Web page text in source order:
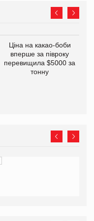
Ціна на какао-боби
вперше за півроку
перевищила $5000 за
тонну